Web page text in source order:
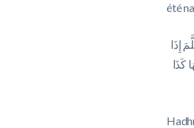
été
إِذَا
كَذَا